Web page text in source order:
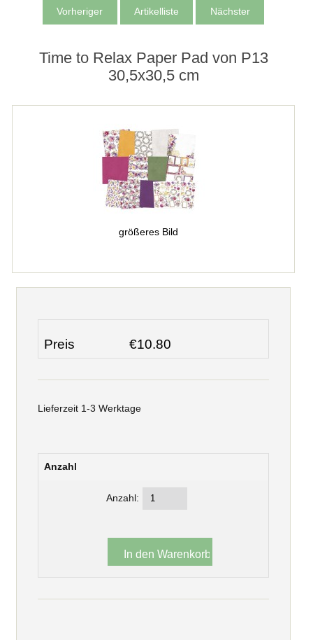
Vorheriger Artikelliste Nächster
Time to Relax Paper Pad von P13
30,5x30,5 cm
größeres Bild
Preis €10.80
Lieferzeit 1-3 Werktage
Anzahl
Anzahl: